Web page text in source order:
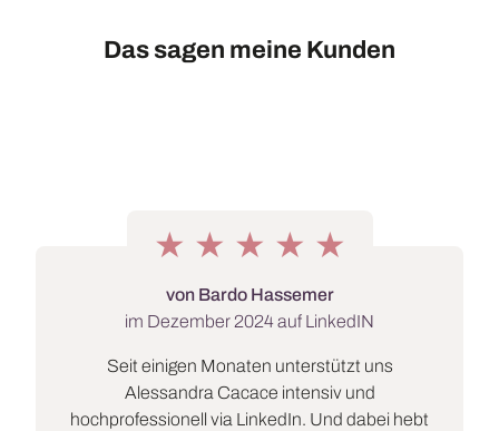
Das sagen meine Kunden
★ ★ ★ ★ ★
von Bardo Hassemer
im Dezember 2024auf LinkedIN
Seit einigen Monaten unterstützt uns
Alessandra Cacace intensiv und
hochprofessionell via LinkedIn. Und dabei hebt